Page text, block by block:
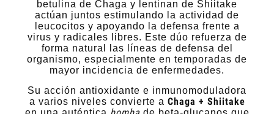
betulina de Chaga y lentinan de Shiitake
actúan juntos estimulando la actividad de
leucocitos y apoyando la defensa frente a
virus y radicales libres. Este dúo refuerza de
forma natural las líneas de defensa del
organismo, especialmente en temporadas de
mayor incidencia de enfermedades.
Su acción antioxidante e inmunomoduladora
a varios niveles convierte a Chaga + Shiitake